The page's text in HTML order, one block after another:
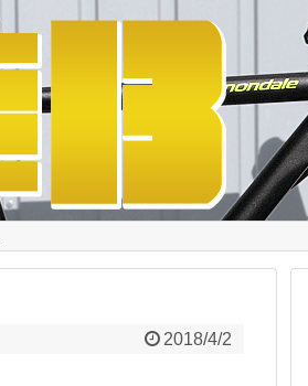
2018/4/2